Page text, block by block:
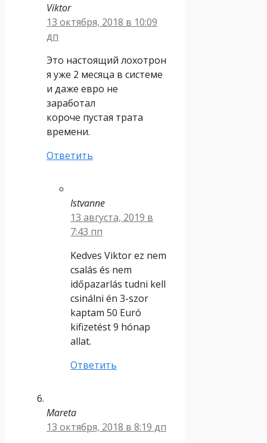
Viktor
13 октября, 2018 в 10:09
дп
Это настоящий лохотрон
я уже 2 месяца в системе
и даже евро не
заработал
короче пустая трата
времени.
Ответить
Istvanne
13 августа, 2019 в
7:43 пп
Kedves Viktor ez nem
csalás és nem
időpazarlás tudni kell
csinálni én 3-szor
kaptam 50 Euró
kifizetést 9 hónap
allat.
Ответить
Mareta
13 октября, 2018 в 8:19 дп